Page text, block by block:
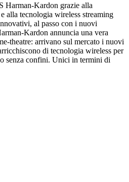
Harman-Kardon grazie alla
alla tecnologia wireless streaming
al passo con i nuovi
Kardon annuncia una vera
theatre: arrivano sul mercato i nuovi
di tecnologia wireless per
senza confini. Unici in termini di